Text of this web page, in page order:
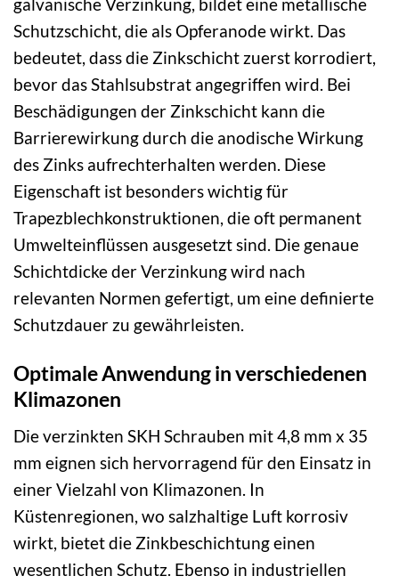
galvanische Verzinkung, bildet eine metallische
Schutzschicht, die als Opferanode wirkt. Das
bedeutet, dass die Zinkschicht zuerst korrodiert,
bevor das Stahlsubstrat angegriffen wird. Bei
Beschädigungen der Zinkschicht kann die
Barrierewirkung durch die anodische Wirkung
des Zinks aufrechterhalten werden. Diese
Eigenschaft ist besonders wichtig für
Trapezblechkonstruktionen, die oft permanent
Umwelteinflüssen ausgesetzt sind. Die genaue
Schichtdicke der Verzinkung wird nach
relevanten Normen gefertigt, um eine definierte
Schutzdauer zu gewährleisten.
Optimale Anwendung in verschiedenen
Klimazonen
Die verzinkten SKH Schrauben mit 4,8 mm x 35
mm eignen sich hervorragend für den Einsatz in
einer Vielzahl von Klimazonen. In
Küstenregionen, wo salzhaltige Luft korrosiv
wirkt, bietet die Zinkbeschichtung einen
wesentlichen Schutz. Ebenso in industriellen